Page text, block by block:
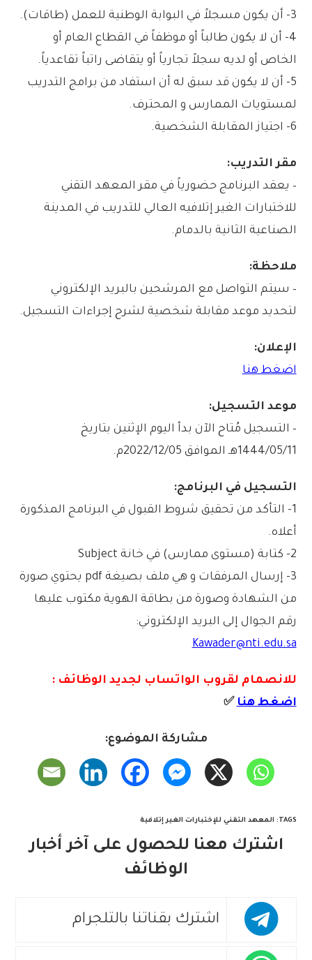
3- أن يكون مسجلاً في البوابة الوطنية للعمل (طاقات).
4- أن لا يكون طالباً أو موظفاً في القطاع العام أو
الخاص أو لديه سجلاً تجارياً أو يتقاضى راتباً تقاعدياً.
5- أن لا يكون قد سبق له أن استفاد من برامج التدريب
لمستويات الممارس و المحترف.
6- اجتياز المقابلة الشخصية.
مقر التدريب:
– يعقد البرنامج حضورياً في مقر المعهد التقني
للاختبارات الغير إتلافيه العالي للتدريب في المدينة
الصناعية الثانية بالدمام.
ملاحظة:
– سيتم التواصل مع المرشحين بالبريد الإلكتروني
لتحديد موعد مقابلة شخصية لشرح إجراءات التسجيل.
الإعلان:
اضغط هنا
موعد التسجيل:
– التسجيل مُتاح الآن بدأ اليوم الإثنين بتاريخ
1444/05/11هـ الموافق 2022/12/05م.
التسجيل في البرنامج:
1- التأكد من تحقيق شروط القبول في البرنامج المذكورة
أعلاه.
2- كتابة (مستوى ممارس) في خانة Subject
3- إرسال المرفقات و هي ملف بصيغة pdf يحتوي صورة
من الشهادة وصورة من بطاقة الهوية مكتوب عليها
رقم الجوال إلى البريد الإلكتروني:
Kawader@nti.edu.sa
للانصمام لقروب الواتساب لجديد الوظائف :
اضغط هنا ✅
مشاركة الموضوع:
TAGS
: المعهد التقني للإختبارات الغير إتلافية
اشترك معنا للحصول على آخر أخبار
الوظائف
اشترك بقناتنا بالتلجرام